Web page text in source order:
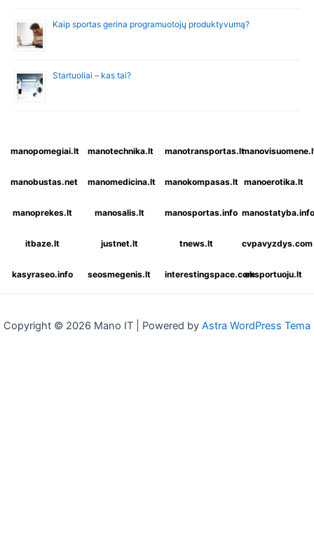
Kaip sportas gerina programuotojų produktyvumą?
Startuoliai – kas tai?
manopomegiai.lt manotechnika.lt manotransportas.lt
manobustas.net manomedicina.lt manokompasas.lt manoerotika.lt
manoprekes.lt manosalis.lt manosportas.info manostatyba.info
itbaze.lt justnet.lt tnews.lt cvpavyzdys.com
kasyraseo.info seosmegenis.lt interestingspace.comeksportuoju.lt
Copyright © 2026 Mano IT | Powered by Astra WordPress Tema